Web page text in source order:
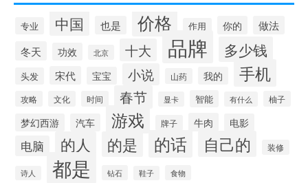
专业 中国 也是 价格 作用 你的 做法
冬天 功效 北京 十大 品牌 多少钱
头发 宋代 宝宝 小说 山药 我的 手机
攻略 文化 时间 春节 显卡 智能 有什么 柚子
梦幻西游 汽车 游戏 牌子 牛肉 电影
电脑 的人 的是 的话 自己的 装修
诗人 都是 钻石 鞋子 食物